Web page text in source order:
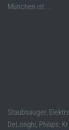
München ist ...
Staubsauger,
DeLonghi, Philips,